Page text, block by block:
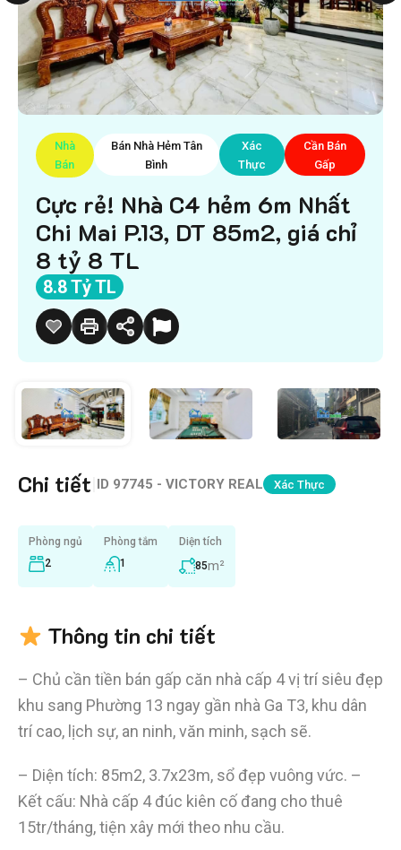
Nhà
Bán
Bán Nhà Hẻm Tân
Bình
Xác
Thực
Cần Bán
Gấp
Cực rẻ! Nhà C4 hẻm 6m Nhất
Chi Mai P.13, DT 85m2, giá chỉ
8 tỷ 8 TL
8.8 Tỷ TL
Chi tiết ID 97745 - VICTORY REAL Xác Thực
Phòng ngủ
2
Phòng tắm
1
Diện tích
85m²
Thông tin chi tiết
– Chủ cần tiền bán gấp căn nhà cấp 4 vị trí siêu đẹp
khu sang Phường 13 ngay gần nhà Ga T3, khu dân
trí cao, lịch sự, an ninh, văn minh, sạch sẽ.
– Diện tích: 85m2, 3.7x23m, sổ đẹp vuông vức. –
Kết cấu: Nhà cấp 4 đúc kiên cố đang cho thuê
15tr/tháng, tiện xây mới theo nhu cầu.